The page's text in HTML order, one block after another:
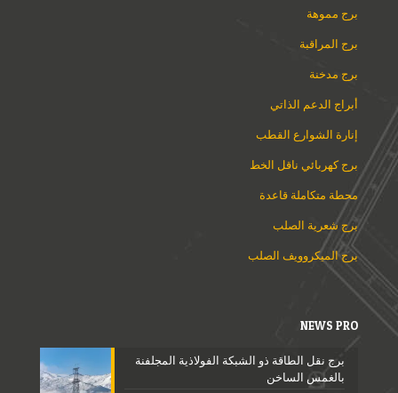
برج مموهة
برج المراقبة
برج مدخنة
أبراج الدعم الذاتي
إنارة الشوارع القطب
برج كهربائي ناقل الخط
محطة متكاملة قاعدة
برج شعرية الصلب
برج الميكروويف الصلب
NEWS PRO
برج نقل الطاقة ذو الشبكة الفولاذية المجلفنة
بالغمس الساخن